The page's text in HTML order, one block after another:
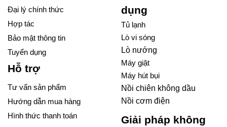
Đại lý chính thức
Hợp tác
Bảo mật thông tin
Tuyển dụng
Hỗ trợ
Tư vấn sản phẩm
Hướng dẫn mua hàng
Hình thức thanh toán
dụng
Tủ lạnh
Lò vi sóng
Lò nướng
Máy giặt
Máy hút bụi
Nồi chiên không dầu
Nồi cơm điện
Giải pháp không